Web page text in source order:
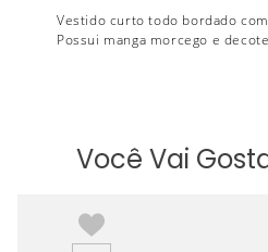
Vestido curto todo bordado
Possui manga morcego e
Você Vai